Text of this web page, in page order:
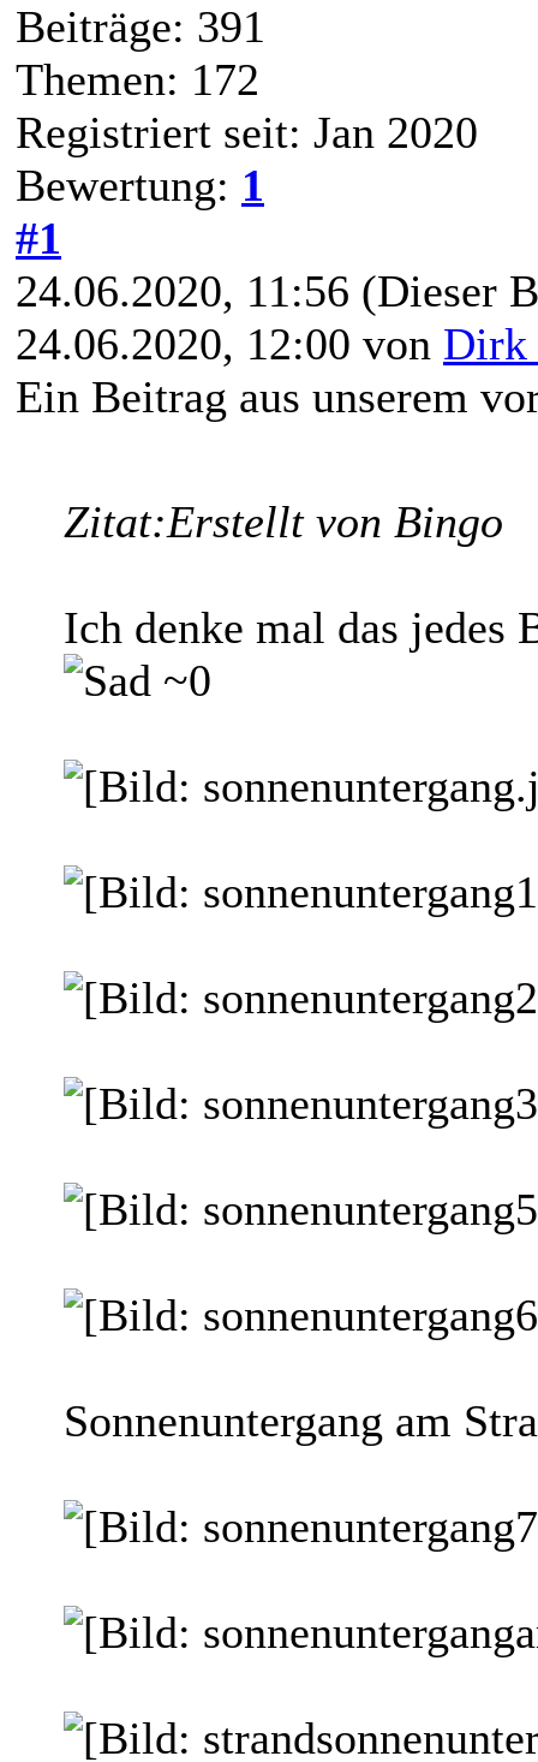
Beiträge: 391
Themen: 172
Registriert seit: Jan 2020
Bewertung: 1
#1
24.06.2020, 11:56 (Dieser
24.06.2020, 12:00 von Dirk
Ein Beitrag aus unserem
Zitat:Erstellt von Bingo
Ich denke mal das
~0
Sonnenuntergang am